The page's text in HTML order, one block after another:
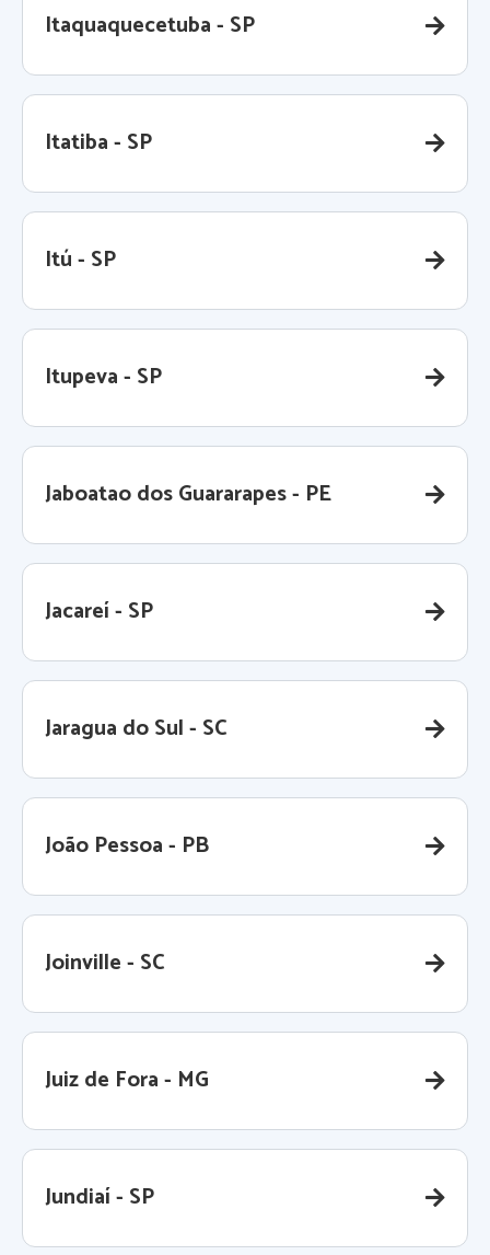
Itaquaquecetuba - SP
Itatiba - SP
Itú - SP
Itupeva - SP
Jaboatao dos Guararapes - PE
Jacareí - SP
Jaragua do Sul - SC
João Pessoa - PB
Joinville - SC
Juiz de Fora - MG
Jundiaí - SP